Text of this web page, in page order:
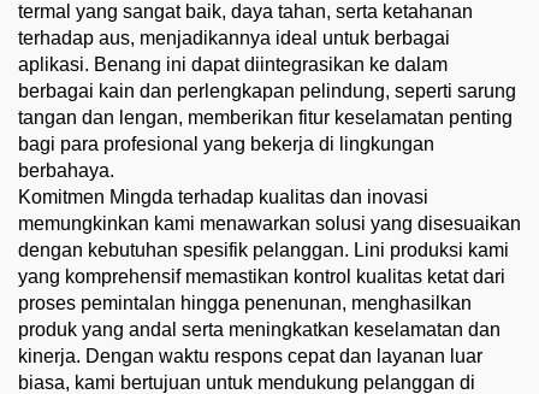
termal yang sangat baik, daya tahan, serta ketahanan
terhadap aus, menjadikannya ideal untuk berbagai
aplikasi. Benang ini dapat diintegrasikan ke dalam
berbagai kain dan perlengkapan pelindung, seperti sarung
tangan dan lengan, memberikan fitur keselamatan penting
bagi para profesional yang bekerja di lingkungan
berbahaya.
Komitmen Mingda terhadap kualitas dan inovasi
memungkinkan kami menawarkan solusi yang disesuaikan
dengan kebutuhan spesifik pelanggan. Lini produksi kami
yang komprehensif memastikan kontrol kualitas ketat dari
proses pemintalan hingga penenunan, menghasilkan
produk yang andal serta meningkatkan keselamatan dan
kinerja. Dengan waktu respons cepat dan layanan luar
biasa, kami bertujuan untuk mendukung pelanggan di